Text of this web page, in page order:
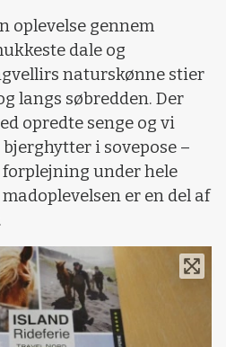
oplevelse gennem
dale og
naturskønne stier
langs søbredden. Der
opredte senge og vi
i sovepose –
under hele
er en del af